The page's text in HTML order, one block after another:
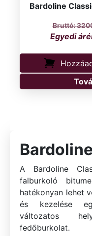
A Bardoline
falburkoló
hatékonyan lehet
és kezelése
változatos
fedőburkolat.
Bardoline